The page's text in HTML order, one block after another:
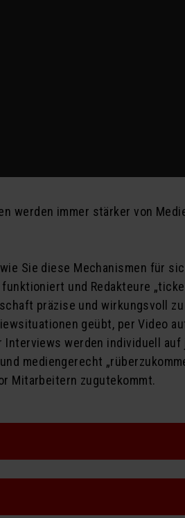
werden immer stärker von
Sie diese Mechanismen für
und Redakteure
präzise und wirkungsvoll
geübt, per Video
werden individuell
mediengerecht
Mitarbeitern zugutekommt.